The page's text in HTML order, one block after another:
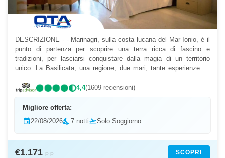
DESCRIZIONE - - Marinagri, sulla costa lucana del Mar Ionio, è il
punto di partenza per scoprire una terra ricca di fascino e
tradizioni, per lasciarsi conquistare dalla magia di un territorio
unico. La Basilicata, una regione, due mari, tante esperienze da
4,4(1609 recensioni)
Migliore offerta:
event22/08/2026nights_stay7 nottiflight_takeoffSolo Soggiorno
€1.171 p.p. SCOPRI